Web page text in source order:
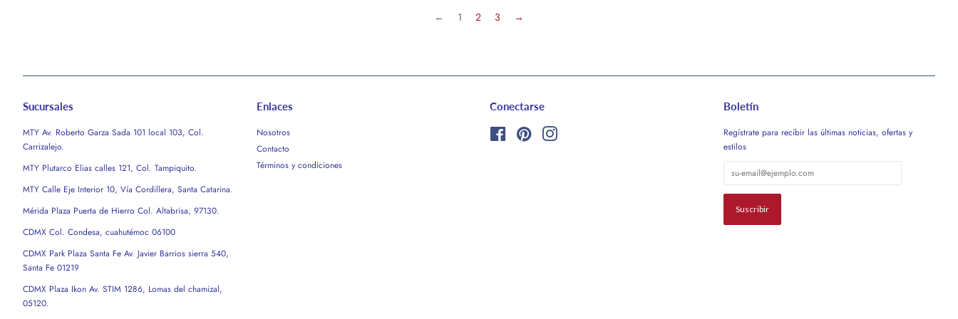
← 1 2 3 →
Sucursales
MTY Av. Roberto Garza Sada 101 local 103, Col.
Carrizalejo.
MTY Plutarco Elias calles 121, Col. Tampiquito.
MTY Calle Eje Interior 10, Vía Cordillera, Santa Catarina.
Mérida Plaza Puerta de Hierro Col. Altabrisa, 97130.
CDMX Col. Condesa, cuahutémoc 06100
CDMX Park Plaza Santa Fe Av. Javier Barrios sierra 540,
Santa Fe 01219
CDMX Plaza Ikon Av. STIM 1286, Lomas del chamizal,
05120.
Enlaces
Nosotros
Contacto
Términos y condiciones
Conectarse
FacebookPinterest
Boletín
Regístrate para recibir las últimas noticias, ofertas y
estilos